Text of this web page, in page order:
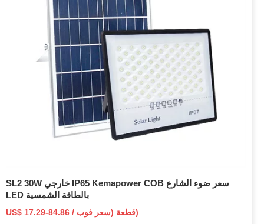
SL2 30W خارجي IP65 Kemapower COB سعر ضوء الشارع
LED بالطاقة الشمسية
US$ 17.29-84.86 / قطعة (سعر فوب)